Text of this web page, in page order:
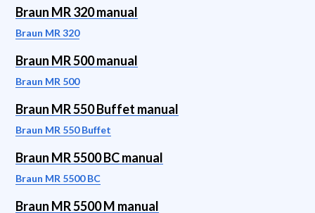
Braun MR 320 manual
Braun MR 320
Braun MR 500 manual
Braun MR 500
Braun MR 550 Buffet manual
Braun MR 550 Buffet
Braun MR 5500 BC manual
Braun MR 5500 BC
Braun MR 5500 M manual